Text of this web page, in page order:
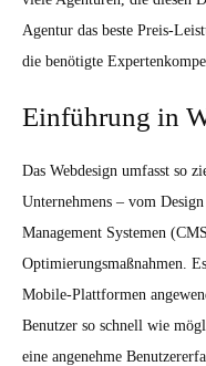
Agentur das beste Preis-
die benötigte
Einführung in
Das Webdesign umfasst so
Unternehmens – vom
Management Systemen
Optimierungsmaßnahmen.
Mobile-Plattformen
Benutzer so schnell wie
eine angenehme